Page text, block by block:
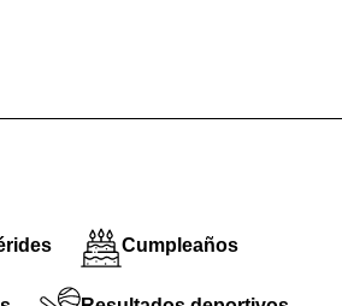
Cumpleaños